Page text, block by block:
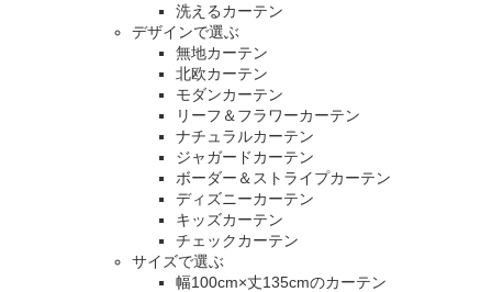
洗えるカーテン
デザインで選ぶ
無地カーテン
北欧カーテン
モダンカーテン
リーフ＆フラワーカーテン
ナチュラルカーテン
ジャガードカーテン
ボーダー＆ストライプカーテン
ディズニーカーテン
キッズカーテン
チェックカーテン
サイズで選ぶ
幅100cm×丈135cmのカーテン